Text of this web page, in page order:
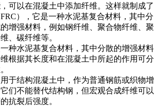
可以在混凝土中添加纤维。这样就制成了
），它是一种水泥基复合材料，其中分
增强材料，例如钢纤维、聚合物纤维、聚
、碳纤维等。
种水泥基复合材料，其中分散的增强材料
根据其长度和在混凝土中所起的作用可分
于结构混凝土中，作为普通钢筋或织物增
们不能替代结构钢，但宏观合成纤维可以
抗裂后强度。